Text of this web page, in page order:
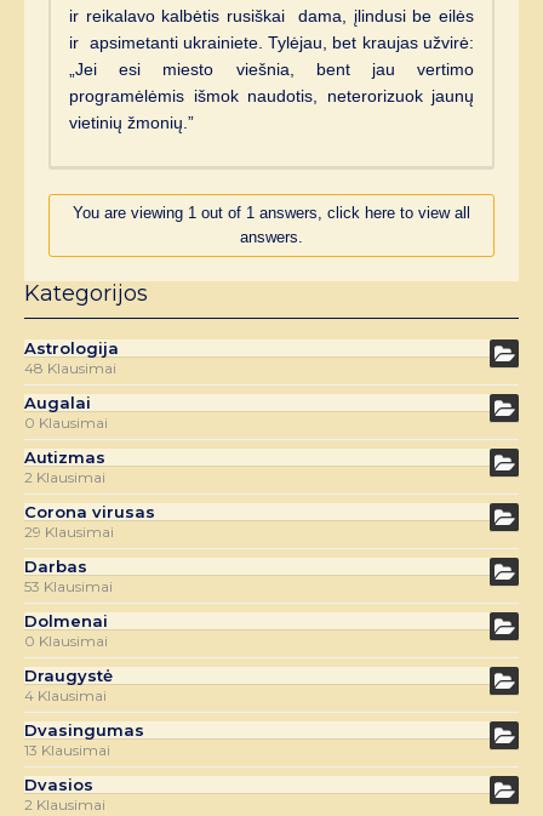
ir reikalavo kalbėtis rusiškai dama, įlindusi be eilės
ir apsimetanti ukrainiete. Tylėjau, bet kraujas užvirė:
„Jei esi miesto viešnia, bent jau vertimo
programėlėmis išmok naudotis, neterorizuok jaunų
vietinių žmonių.”
You are viewing 1 out of 1 answers, click here to view all
answers.
Kategorijos
Astrologija
48 Klausimai
Augalai
0 Klausimai
Autizmas
2 Klausimai
Corona virusas
29 Klausimai
Darbas
53 Klausimai
Dolmenai
0 Klausimai
Draugystė
4 Klausimai
Dvasingumas
13 Klausimai
Dvasios
2 Klausimai